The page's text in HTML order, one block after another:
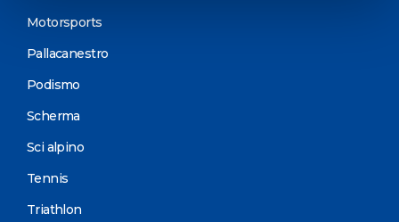
Motorsports
Pallacanestro
Podismo
Scherma
Sci alpino
Tennis
Triathlon